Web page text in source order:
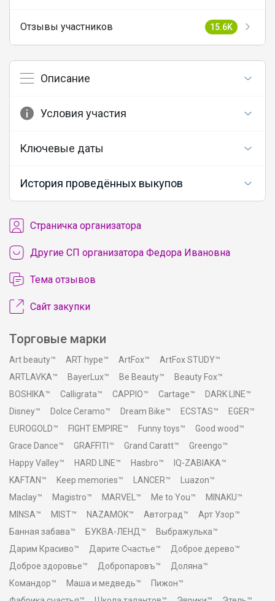
Отзывы участников 15.6K
Описание
Условия участия
Ключевые даты
История проведённых выкупов
Cтраничка организатора
Другие СП организатора Федора Ивановна
Тема отзывов
Сайт закупки
Торговые марки
Art beauty™ ART hype™ ArtFox™
ArtFox STUDY™
ARTLAVKA™
BayerLux™ Be Beauty™
Beauty Fox™
BOSHIKA™
Calligrata™ CAPPIO™ Cartage™
DARK LINE™
Disney™
Dolce Ceramo™ Dream Bike™ ECSTAS™
EGER™
EUROGOLD™
FIGHT EMPIRE™ Funny toys™
Good wood™
Grace Dance™
GRAFFITI™ Grand Caratt™
Greengo™
Happy Valley™
HARD LINE™ Hasbro™
IQ-ZABIAKA™
KAFTAN™
Keep memories™ LANCER™
Luazon™
Maclay™
Magistro™ MARVEL™ Me to You™
MINAKU™
MINSA™
MIST™ NAZAMOK™ Автоград™
Арт Узор™
Банная забава™
БУКВА-ЛЕНД™
Выбражулька™
Дарим Красиво™
Дарите Счастье™
Доброе дерево™
Доброе здоровье™
Добропаровъ™
Доляна™
Командор™
Маша и медведь™
Пижон™